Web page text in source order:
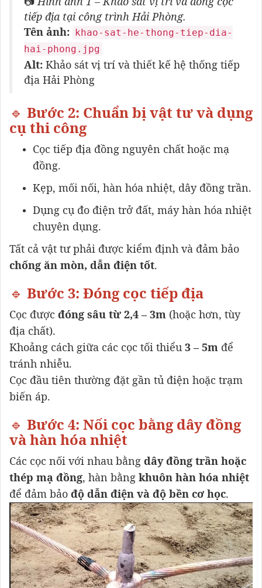
tiếp địa tại công trình Hải Phòng.
Tên ảnh:
khao-sat-he-thong-tiep-dia-
hai-phong.jpg
Alt: Khảo sát vị trí và thiết kế hệ thống tiếp
địa Hải Phòng
🔹 Bước 2: Chuẩn bị vật tư và dụng
cụ thi công
Cọc tiếp địa đồng nguyên chất hoặc mạ
đồng.
Kẹp, mối nối, hàn hóa nhiệt, dây đồng trần.
Dụng cụ đo điện trở đất, máy hàn hóa nhiệt
chuyên dụng.
Tất cả vật tư phải được kiểm định và đảm bảo
chống ăn mòn, dẫn điện tốt.
🔹 Bước 3: Đóng cọc tiếp địa
Cọc được đóng sâu từ 2,4 – 3m (hoặc hơn, tùy
địa chất).
Khoảng cách giữa các cọc tối thiểu 3 – 5m để
tránh nhiễu.
Cọc đầu tiên thường đặt gần tủ điện hoặc trạm
biến áp.
🔹 Bước 4: Nối cọc bằng dây đồng
và hàn hóa nhiệt
Các cọc nối với nhau bằng dây đồng trần hoặc
thép mạ đồng, hàn bằng khuôn hàn hóa nhiệt
để đảm bảo độ dẫn điện và độ bền cơ học.